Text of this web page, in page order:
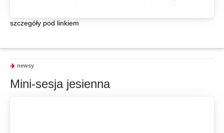
szczegóły pod linkiem
newsy
Mini-sesja jesienna